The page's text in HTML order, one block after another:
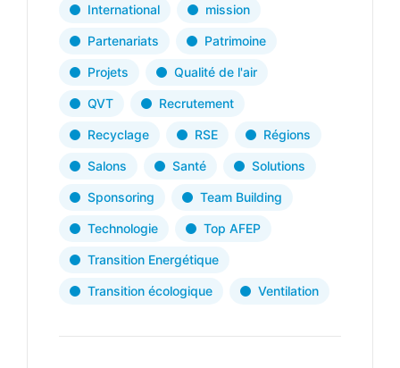
International mission
Partenariats Patrimoine
Projets Qualité de l'air
QVT Recrutement
Recyclage RSE Régions
Salons Santé Solutions
Sponsoring Team Building
Technologie Top AFEP
Transition Energétique
Transition écologique Ventilation